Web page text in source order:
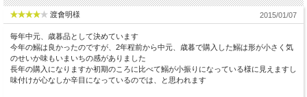
渡會明様 2015/01/07
毎年中元、歳暮品として決めています
今年の鰯は良かったのですが、2年程前から中元、歳暮で購入した鰯は形が小さく気
のせいか味もいまいちの感がありました
長年の購入になりますか初期のころに比べて鰯が小振りになっている様に見えますし
味付けが心なしか辛目になっているのでは、と思われます